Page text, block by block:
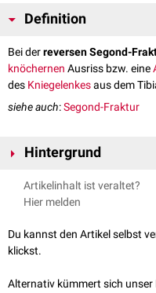
Definition
Bei derreversen Segond-
knöchernen Ausriss bzw. eine
des Kniegelenkesaus dem
siehe auch:Segond-Fraktur
Hintergrund
Die reverse Segond-Fraktur ist
Kreuzbandruptur
Therapie
sind ähnlich wie bei
Artikelinhalt ist veraltet?
Hier melden
Du kannst den Artikel selbst
klickst.
Alternativ kümmert sich